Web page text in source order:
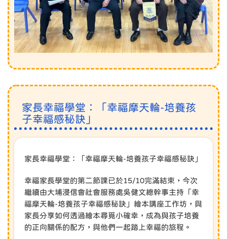
家長幸福學堂：「幸福摩天輪-培養孩
子幸福感秘訣」
家長幸福學堂：「幸福摩天輪-培養孩子幸福感秘訣」
幸福家長學堂的第二節課已於15/10完滿結束，今次
繼續由大埔浸信會社會服務處吳健文總幹事主持「幸
福摩天輪-培養孩子幸福感秘訣」繪本講座工作坊，與
家長分享如何透過繪本尋覓小確幸，成為與孩子培養
的正向關係的配方，與他們一起踏上幸福的旅程。